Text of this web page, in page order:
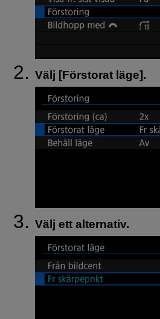
Välj [Förstorat läge].
Välj ett alternativ.